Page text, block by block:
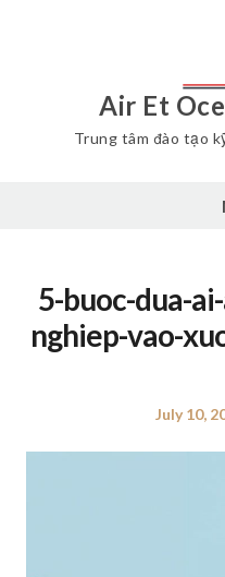
Air Et
Trung tâm đào tạo
5-buoc-dua-
nghiep-vao-
Posted
July 10,